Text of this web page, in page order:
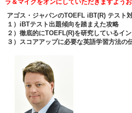
ラ＆マイクをオンにしていただきますよう
アゴス・ジャパンのTOEFL iBT(R) テスト
１）iBTテスト出題傾向を踏まえた攻略
２）徹底的にTOEFL(R)を研究しているイ
３）スコアアップに必要な英語学習方法の